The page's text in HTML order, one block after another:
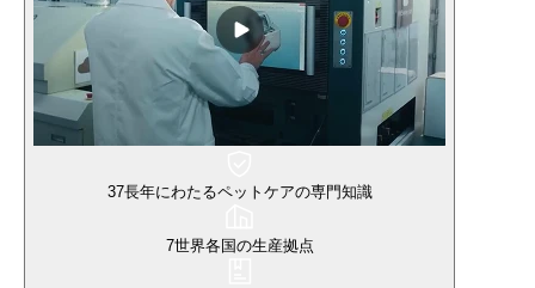
37長年にわたるペットケアの専門知識
7世界各国の生産拠点